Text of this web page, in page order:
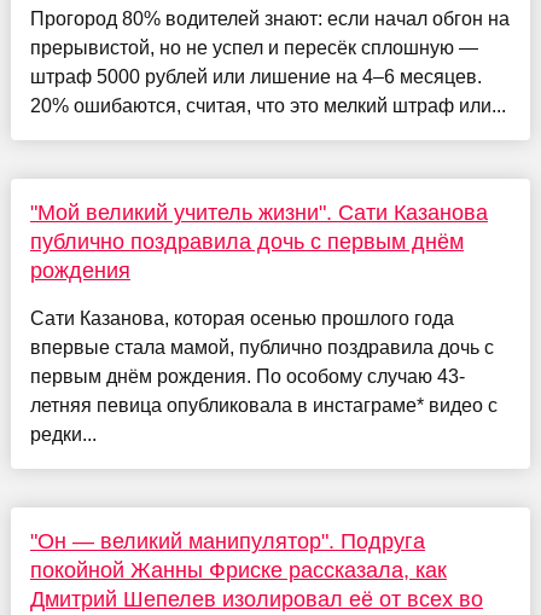
Прогород 80% водителей знают: если начал обгон на
прерывистой, но не успел и пересёк сплошную —
штраф 5000 рублей или лишение на 4–6 месяцев.
20% ошибаются, считая, что это мелкий штраф или...
"Мой великий учитель жизни". Сати Казанова
публично поздравила дочь с первым днём
рождения
Сати Казанова, которая осенью прошлого года
впервые стала мамой, публично поздравила дочь с
первым днём рождения. По особому случаю 43-
летняя певица опубликовала в инстаграме* видео с
редки...
"Он — великий манипулятор". Подруга
покойной Жанны Фриске рассказала, как
Дмитрий Шепелев изолировал её от всех во